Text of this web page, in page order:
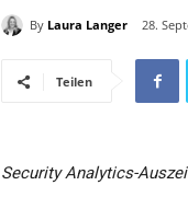
By Laura Langer 28.
Teilen
Security Analytics-